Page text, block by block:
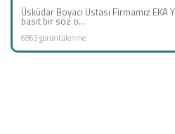
Üsküdar Boyacı Ustası Firmamız
basit bir söz o...
6863 görüntülenme